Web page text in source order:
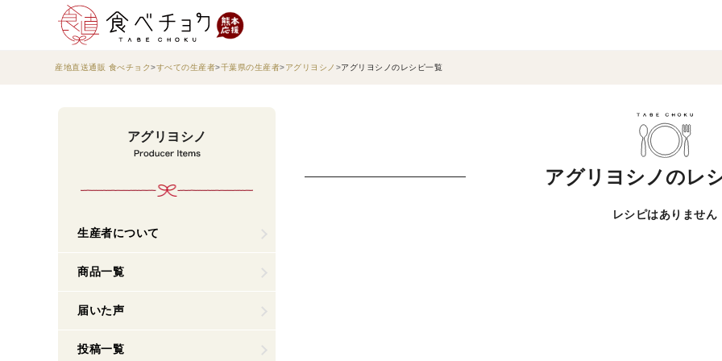
産地直送通販 食べチョク すべての生産者 千葉県の生産者 アグリヨシノ アグリヨシノのレシピ一覧
アグリヨシノ
生産者について
商品一覧
届いた声
投稿一覧
アグリヨシノのレ
レシピはありません